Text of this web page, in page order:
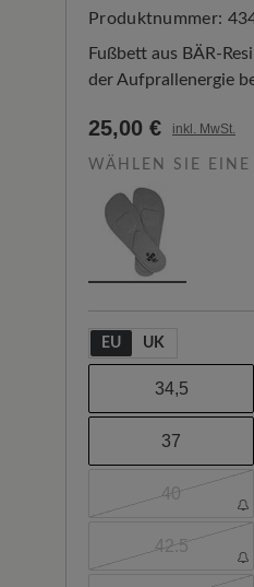
Produktnummer:
Fußbett aus BÄR-
der Aufprallenergie
25,00 € inkl. MwSt.
WÄHLEN SIE EINE
EU UK
34,5
37
40
42.5